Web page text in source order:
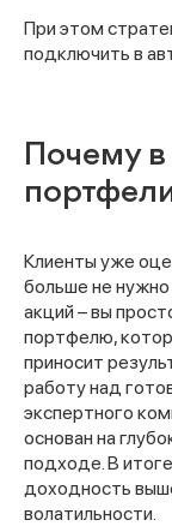
При этом
подключить в
Почему в
Клиенты уже
больше не
акций – вы
портфелю,
приносит
работу над
экспертного
основан на
подходе. В
доходность
волатильности.